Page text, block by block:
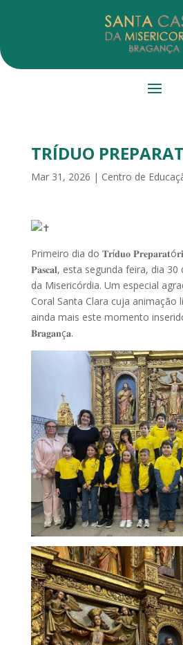
TRÍDUO
Mar 31, 2026 | Centro de
Primeiro dia do 𝐓𝐫í𝐝𝐮𝐨
𝐏𝐚𝐬𝐜𝐚𝐥, esta segunda feira, dia
da Misericórdia. Um especial
Coral Santa Clara cuja animação
ainda mais este momento
𝐁𝐫𝐚𝐠𝐚𝐧ç𝐚.